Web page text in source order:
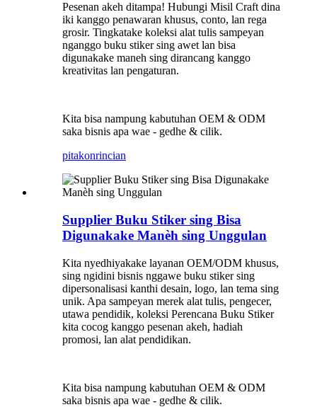
Pesenan akeh ditampa! Hubungi Misil Craft dina
iki kanggo penawaran khusus, conto, lan rega
grosir. Tingkatake koleksi alat tulis sampeyan
nganggo buku stiker sing awet lan bisa
digunakake maneh sing dirancang kanggo
kreativitas lan pengaturan.
Kita bisa nampung kabutuhan OEM & ODM
saka bisnis apa wae - gedhe & cilik.
pitakonrincian
Supplier Buku Stiker sing Bisa
Digunakake Manèh sing Unggulan
Kita nyedhiyakake layanan OEM/ODM khusus,
sing ngidini bisnis nggawe buku stiker sing
dipersonalisasi kanthi desain, logo, lan tema sing
unik. Apa sampeyan merek alat tulis, pengecer,
utawa pendidik, koleksi Perencana Buku Stiker
kita cocog kanggo pesenan akeh, hadiah
promosi, lan alat pendidikan.
Kita bisa nampung kabutuhan OEM & ODM
saka bisnis apa wae - gedhe & cilik.